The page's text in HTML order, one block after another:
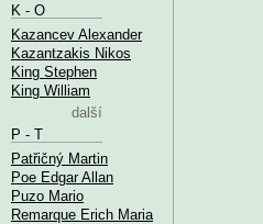
K - O
Kazancev Alexander
Kazantzakis Nikos
King Stephen
King William
další
P - T
Patřičný Martin
Poe Edgar Allan
Puzo Mario
Remarque Erich Maria